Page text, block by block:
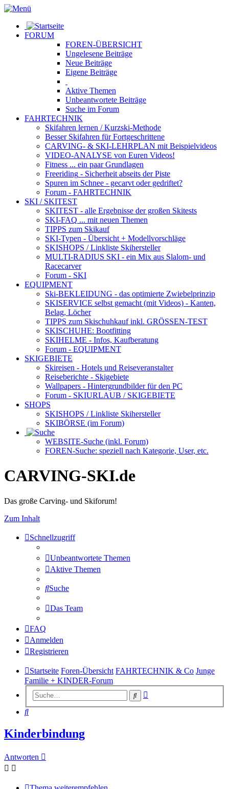
FORUM
FOREN-ÜBERSICHT
Ungelesene Beiträge
Neue Beiträge
Eigene Beiträge
Aktive Themen
Unbeantwortete Beiträge
Suche im Forum
FAHRTECHNIK
Skifahren lernen / Kurzski-Methode
Besser Skifahren für Fortgeschrittene
CARVING- & SKI-LEHRPLAN mit Beispielvideos
VIDEO-ANALYSE von Euren Videos!
Fitness ... ein paar Grundlagen
Freeriding - Sicherheit abseits der Piste
Spuren im Schnee - gecarvt oder gedriftet?
Forum - FAHRTECHNIK
SKI / SKITEST
SKITEST - alle Ergebnisse der großen Skitests
SKI-FAQ ... mit neuen Themen
TIPPS zum Skikauf
SKI-Typen - Übersicht + Modellvorschläge
SKISHOPS / Linkliste Skihersteller
MULTI-RADIUS SKI - ein Mix aus Slalom- und
Racecarver
Forum - SKI
EQUIPMENT
Ski-BEKLEIDUNG - das optimierte Zwiebelprinzip
SKISERVICE selbst gemacht (mit Videos) - Kanten,
Belag, Löcher
TIPPS zum Skischuhkaufinkl. GRÖSSEN-TEST
SKISCHUHE: Bootfitting
SKIHELME - Infos, Kaufberatung
Forum - EQUIPMENT
SKIGEBIETE
Skireisen - Hotels und Reiseveranstalter
Reiseberichte - Skigebiete
Wallpapers - Hintergrundbilder für den PC
Forum - SKIURLAUB / SKIGEBIETE
SHOPS
SKISHOPS / Linkliste Skihersteller
SKIBÖRSE (im Forum)
WEBSITE-Suche (inkl. Forum)
FOREN-Suche: speziell nach Kategorie, User, etc.
CARVING-SKI.de
Das große Carving- und Skiforum!
Zum Inhalt
Schnellzugriff
Unbeantwortete Themen
Aktive Themen
Suche
Das Team
FAQ
Anmelden
Registrieren
Startseite Foren-Übersicht FAHRTECHNIK & Co Junge
Familie + KINDER-Forum
Suche
Suche
Kinderbindung
Antworten